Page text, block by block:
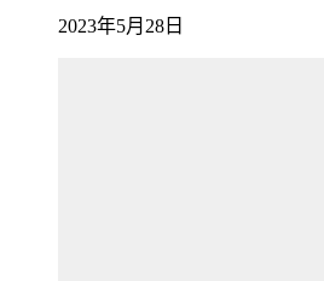
2023年5月28日